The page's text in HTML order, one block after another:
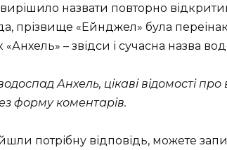
назвати повторно
прізвище «Ейнджел» була
«Анхель» – звідси і сучасна назва
Анхель, цікаві відомості
форму коментарів.
потрібну відповідь, можете